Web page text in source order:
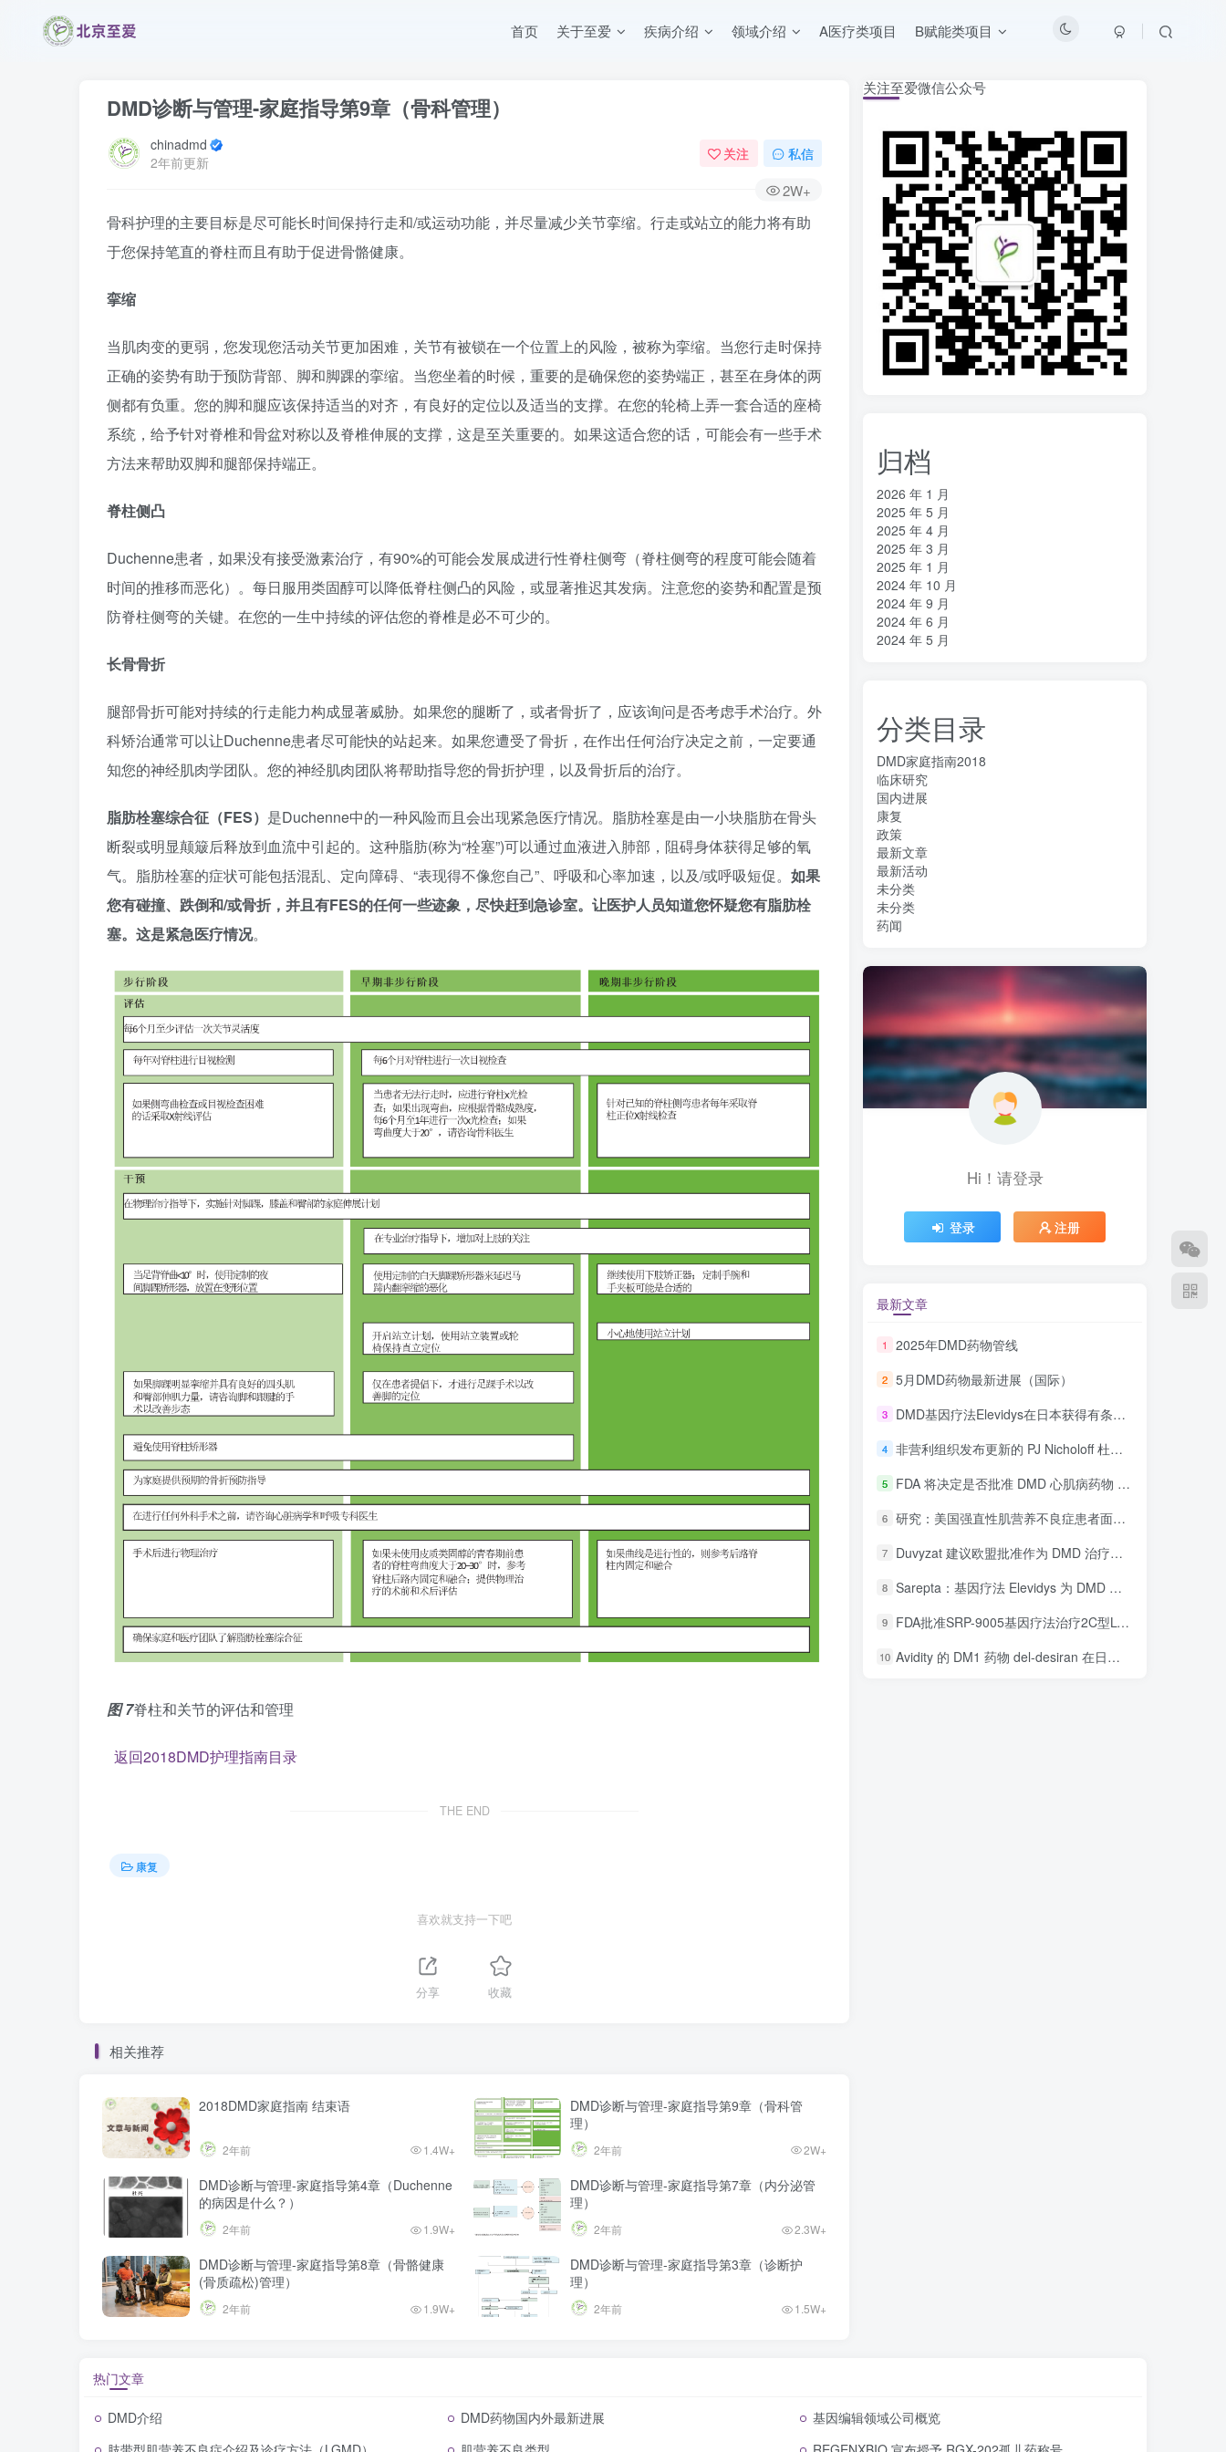
首页 关于至爱 疾病介绍 领域介绍 A医疗类项目 B赋能类项目
DMD诊断与管理-家庭指导第9章（骨科管理）
chinadmd
2年前更新
关注 私信
2W+
骨科护理的主要目标是尽可能长时间保持行走和/或运动功能，并尽量减少关节挛缩。行走或站立的能力将有助
于您保持笔直的脊柱而且有助于促进骨骼健康。
挛缩
当肌肉变的更弱，您发现您活动关节更加困难，关节有被锁在一个位置上的风险，被称为挛缩。当您行走时保持
正确的姿势有助于预防背部、脚和脚踝的挛缩。当您坐着的时候，重要的是确保您的姿势端正，甚至在身体的两
侧都有负重。您的脚和腿应该保持适当的对齐，有良好的定位以及适当的支撑。在您的轮椅上弄一套合适的座椅
系统，给予针对脊椎和骨盆对称以及脊椎伸展的支撑，这是至关重要的。如果这适合您的话，可能会有一些手术
方法来帮助双脚和腿部保持端正。
脊柱侧凸
Duchenne患者，如果没有接受激素治疗，有90%的可能会发展成进行性脊柱侧弯（脊柱侧弯的程度可能会随着
时间的推移而恶化）。每日服用类固醇可以降低脊柱侧凸的风险，或显著推迟其发病。注意您的姿势和配置是预
防脊柱侧弯的关键。在您的一生中持续的评估您的脊椎是必不可少的。
长骨骨折
腿部骨折可能对持续的行走能力构成显著威胁。如果您的腿断了，或者骨折了，应该询问是否考虑手术治疗。外
科矫治通常可以让Duchenne患者尽可能快的站起来。如果您遭受了骨折，在作出任何治疗决定之前，一定要通
知您的神经肌肉学团队。您的神经肌肉团队将帮助指导您的骨折护理，以及骨折后的治疗。
脂肪栓塞综合征（FES） 是Duchenne中的一种风险而且会出现紧急医疗情况。脂肪栓塞是由一小块脂肪在骨头
断裂或明显颠簸后释放到血流中引起的。这种脂肪(称为“栓塞”)可以通过血液进入肺部，阻碍身体获得足够的氧
气。脂肪栓塞的症状可能包括混乱、定向障碍、“表现得不像您自己”、呼吸和心率加速，以及/或呼吸短促。 如果
您有碰撞、跌倒和/或骨折，并且有FES的任何一些迹象，尽快赶到急诊室。让医护人员知道您怀疑您有脂肪栓
塞。这是紧急医疗情况。
图 7脊柱和关节的评估和管理
返回2018DMD护理指南目录
THE END
康复
喜欢就支持一下吧
分享 收藏
相关推荐
2018DMD家庭指南 结束语
2年前 1.4W+
DMD诊断与管理-家庭指导第9章（骨科管
理）
2年前 2W+
DMD诊断与管理-家庭指导第4章（Duchenne
的病因是什么？）
2年前 1.9W+
DMD诊断与管理-家庭指导第7章（内分泌管
理）
2年前 2.3W+
DMD诊断与管理-家庭指导第8章（骨骼健康
(骨质疏松)管理）
2年前 1.9W+
DMD诊断与管理-家庭指导第3章（诊断护
理）
2年前 1.5W+
关注至爱微信公众号
归档
2026 年 1 月
2025 年 5 月
2025 年 4 月
2025 年 3 月
2025 年 1 月
2024 年 10 月
2024 年 9 月
2024 年 6 月
2024 年 5 月
分类目录
DMD家庭指南2018
临床研究
国内进展
康复
政策
最新文章
最新活动
未分类
未分类
药闻
Hi！请登录
登录 注册
最新文章
1 2025年DMD药物管线
2 5月DMD药物最新进展（国际）
3 DMD基因疗法Elevidys在日本获得有条件批准
4 非营利组织发布更新的 PJ Nicholoff 杜氏肌营养不良症 (DMD) 类固醇治疗方案
5 FDA 将决定是否批准 DMD 心肌病药物 Deramiocel
6 研究：美国强直性肌营养不良症患者面临更高的医疗费用
7 Duvyzat 建议欧盟批准作为 DMD 治疗药物
8 Sarepta：基因疗法 Elevidys 为 DMD 患者带来“希望”
9 FDA批准SRP-9005基因疗法治疗2C型LGMD
10 Avidity 的 DM1 药物 del-desiran 在日本被评为孤儿药
热门文章
DMD介绍 DMD药物国内外最新进展
基因编辑领域公司概览